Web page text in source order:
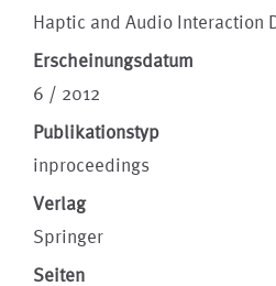
Haptic and Audio Interaction
Erscheinungsdatum
6 / 2012
Publikationstyp
inproceedings
Verlag
Springer
Seiten